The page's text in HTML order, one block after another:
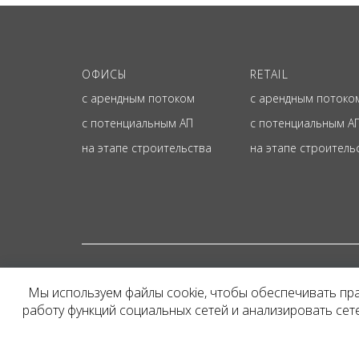
ОФИСЫ
с арендным потоком
с потенциальным АП
на этапе строительства
RETAIL
с арендным
с потенциальным
на этапе
Представленная на
и не является
Мы используем файлы cookie, чтобы обеспечивать
работу функций социальных сетей и анализировать